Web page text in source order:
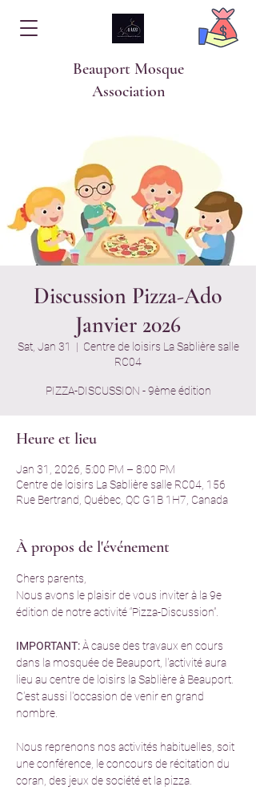
Beauport Mosque
Association
Discussion Pizza-Ado
Janvier 2026
Sat, Jan 31
  |
Centre de loisirs La Sablière salle
RC04
PIZZA-DISCUSSION - 9ème édition
Heure et lieu
Jan 31, 2026, 5:00 PM – 8:00 PM
Centre de loisirs La Sablière salle RC04, 156
Rue Bertrand, Québec, QC G1B 1H7, Canada
À propos de l'événement
Chers parents,
Nous avons le plaisir de vous inviter à la 9e
édition de notre activité “Pizza-Discussion”.
IMPORTANT: À cause des travaux en cours
dans la mosquée de Beauport, l'activité aura
lieu au centre de loisirs la Sablière à Beauport.
C'est aussi l'occasion de venir en grand
nombre.
Nous reprenons nos activités habituelles, soit
une conférence, le concours de récitation du
coran, des jeux de société et la pizza.